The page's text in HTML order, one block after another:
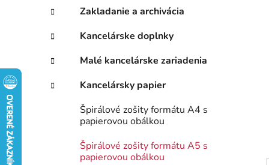
č
ý
p
n
e
g
ó
r
e
Zakladanie a archivácia
Kancelárske doplnky
Malé kancelárske zariadenia
Kancelársky papier
Špirálové zošity formátu A4 s
papierovou obálkou
Špirálové zošity formátu A5 s
papierovou obálkou